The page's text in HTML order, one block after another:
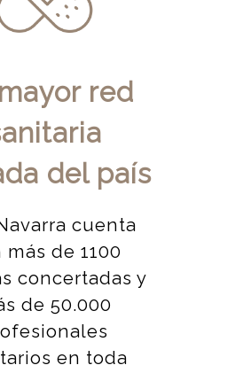
red
del país
cuenta
más de 1100
concertadas y
de 50.000
en toda